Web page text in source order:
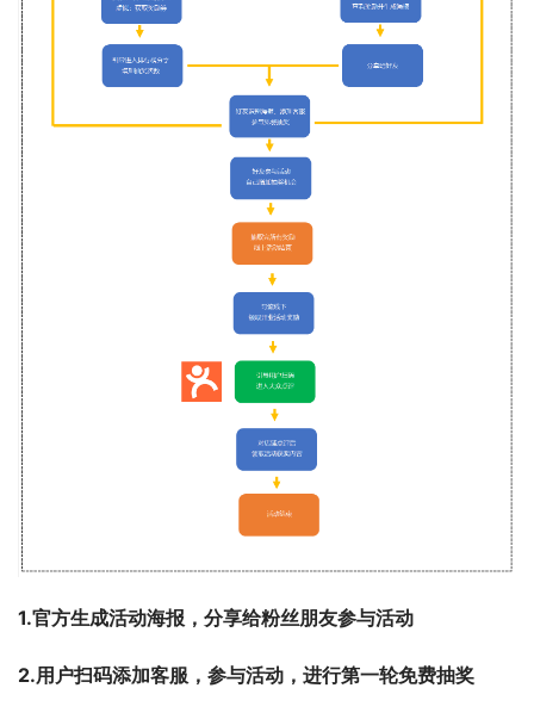
1.官方生成活动海报，分享给粉丝朋友参与活动
2.用户扫码添加客服，参与活动，进行第一轮免费抽奖